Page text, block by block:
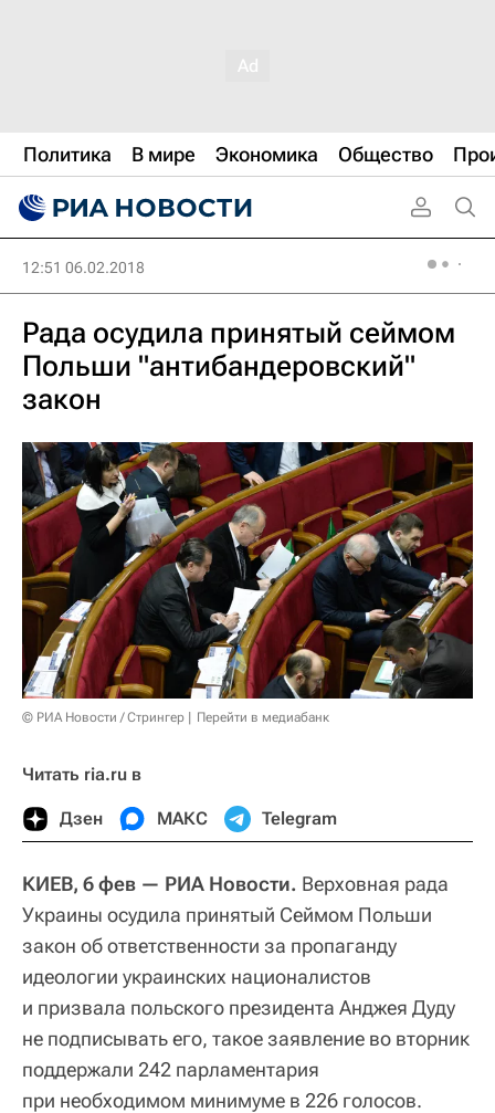
Политика В мире Экономика Общество
12:51 06.02.2018
Рада осудила принятый сеймом
Польши "антибандеровский"
закон
© РИА Новости / Стрингер Перейти в медиабанк
Читать ria.ru в
Дзен МАКС Telegram
КИЕВ, 6 фев — РИА Новости. Верховная рада
Украины осудила принятый Сеймом Польши
закон об ответственности за пропаганду
идеологии украинских националистов
и призвала польского президента Анджея Дуду
не подписывать его, такое заявление во вторник
поддержали 242 парламентария
при необходимом минимуме в 226 голосов.